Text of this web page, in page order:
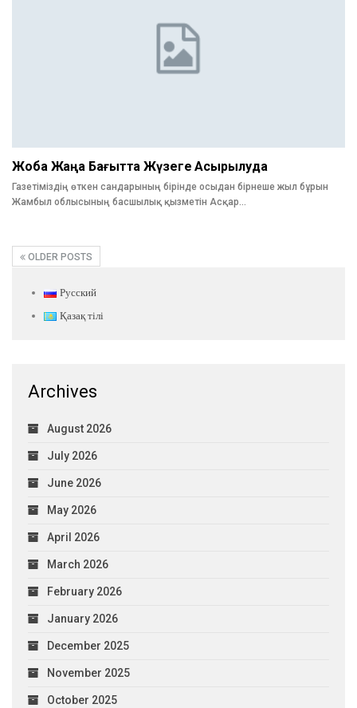
Жоба Жаңа Бағытта Жүзеге Асырылуда
Газетіміздің өткен сандарының бірінде осыдан бірнеше жыл бұрын
Жамбыл облысының басшылық қызметін Асқар…
OLDER POSTS
Русский
Қазақ тілі
Archives
August 2026
July 2026
June 2026
May 2026
April 2026
March 2026
February 2026
January 2026
December 2025
November 2025
October 2025